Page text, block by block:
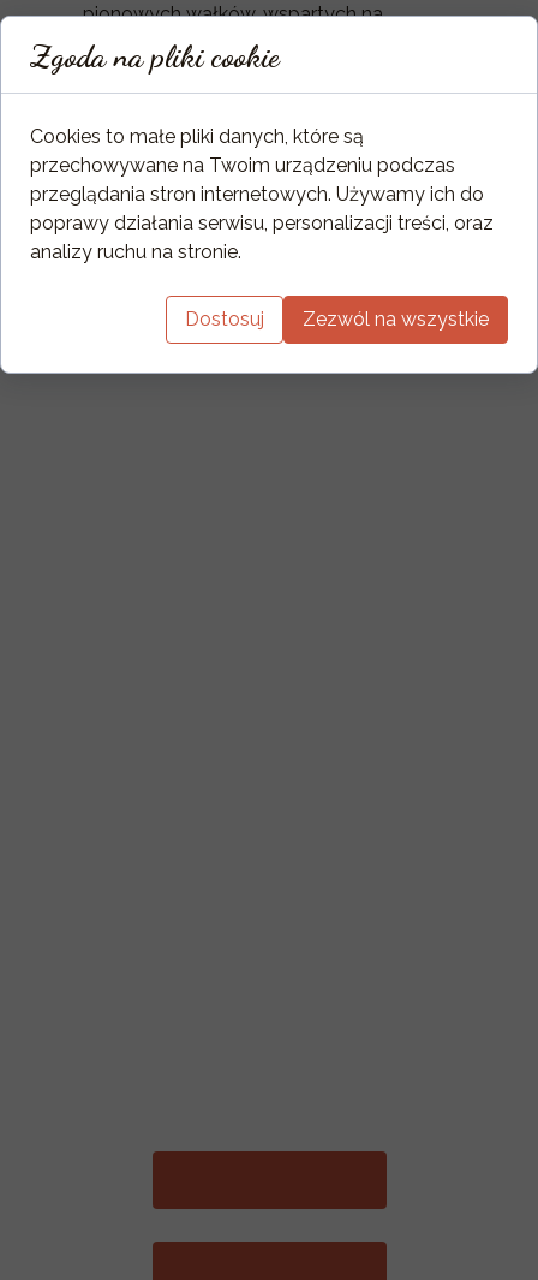
pionowych wałków, wspartych na
spocznikach, szerokiego progu, oraz
ukośnie dosuwanych do wkładu płyt
maskujących.
Zgoda na pliki cookie
Cookies to małe pliki danych, które są
przechowywane na Twoim urządzeniu podczas
przeglądania stron internetowych. Używamy ich do
poprawy działania serwisu, personalizacji treści, oraz
analizy ruchu na stronie.
Dostosuj Zezwól na wszystkie